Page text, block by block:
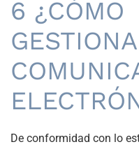
6 ¿CÓMO
De conformidad con lo